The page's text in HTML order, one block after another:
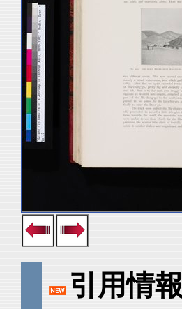
引用情報